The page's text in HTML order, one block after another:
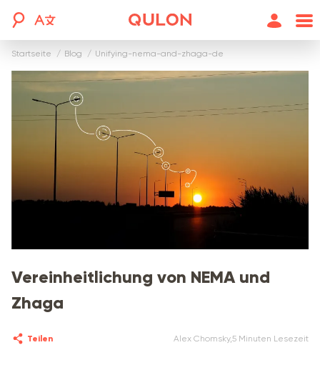
Startseite blog unifying-nema-and-zhaga-de
Vereinheitlichung von NEMA und
Zhaga
Teilen Alex Chomsky,5 Minuten Lesezeit